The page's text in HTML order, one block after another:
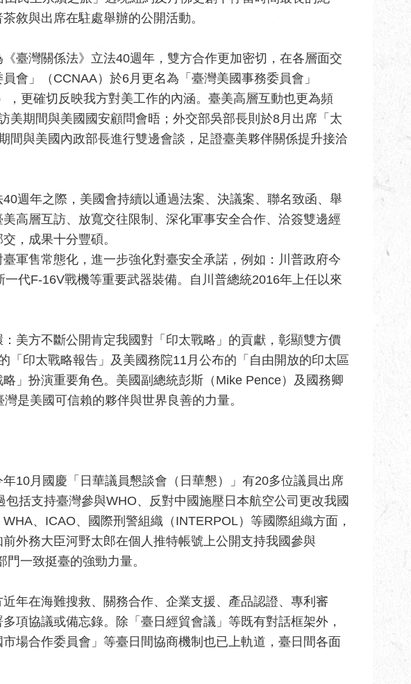
敘與出席在駐處舉辦的公開活動。
臺灣關係法》立法40週年，雙方合作更加密切，在各層面交
會」（CCNAA）於6月更名為「臺灣美國事務委員會」
，更確切反映我方對美工作的內涵。臺美高層互動也更為頻
美期間與美國國安顧問會晤；外交部吳部長則於8月出席「太
間與美國內政部長進行雙邊會談，足證臺美夥伴關係提升接洽
週年之際，美國會持續以通過法案、決議案、聯名致函、舉
高層互訪、放寬交往限制、深化軍事安全合作、洽簽雙邊經
，成果十分豐碩。
軍售常態化，進一步強化對臺安全承諾，例如：川普政府今
代F-16V戰機等重要武器裝備。自川普總統2016年上任以來
美方不斷公開肯定我國對「印太戰略」的貢獻，彰顯雙方價
「印太戰略報告」及美國務院11月公布的「自由開放的印太區
」扮演重要角色。美國副總統彭斯（Mike Pence）及國務卿
是美國可信賴的夥伴與世界良善的力量。
10月國慶「日華議員懇談會（日華懇）」有20多位議員出席
括支持臺灣參與WHO、反對中國施壓日本航空公司更改我國
、ICAO、國際刑警組織（INTERPOL）等國際組織方面，
外務大臣河野太郎在個人推特帳號上公開支持我國參與
一致挺臺的強勁力量。
年在海難搜救、關務合作、企業支援、產品認證、專利審
項協議或備忘錄。除「臺日經貿會議」等既有對話框架外，
場合作委員會」等臺日間協商機制也已上軌道，臺日間各面